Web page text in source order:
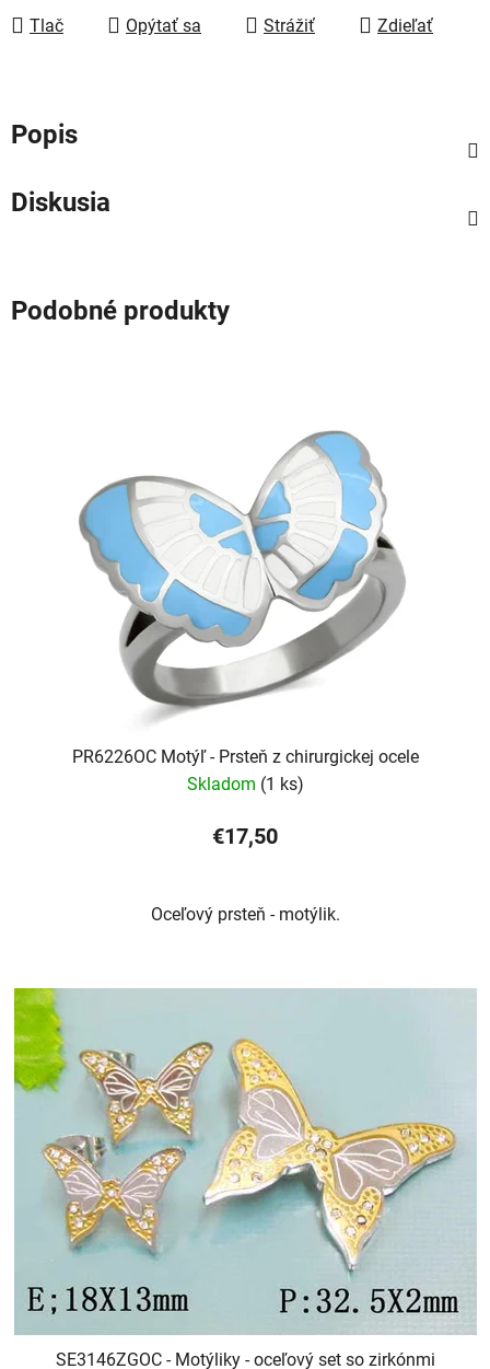
Tlač Opýtať sa Strážiť Zdieľať
Popis
Diskusia
Podobné produkty
PR6226OC Motýľ - Prsteň z chirurgickej ocele
Skladom (1 ks)
€17,50
Oceľový prsteň - motýlik.
SE3146ZGOC - Motýliky - oceľový set so zirkónmi